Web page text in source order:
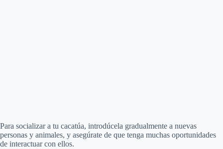
Para socializar a tu cacatúa, introdúcela gradualmente a nuevas
personas y animales, y asegúrate de que tenga muchas oportunidades
de interactuar con ellos.